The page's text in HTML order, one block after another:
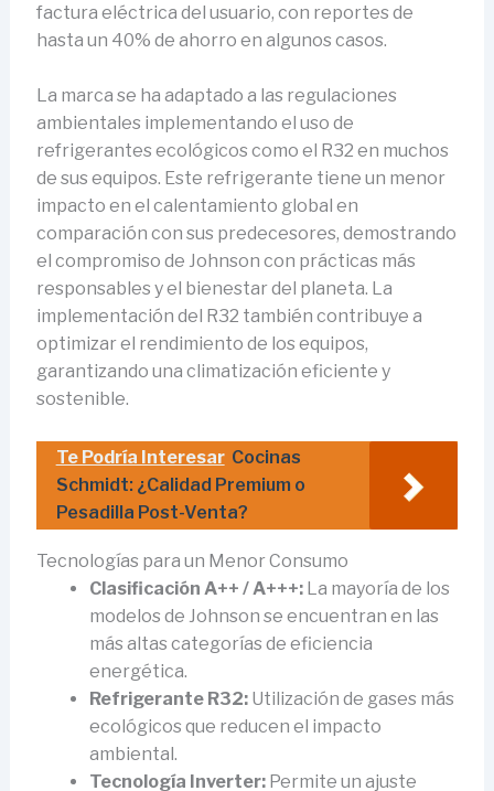
factura eléctrica del usuario, con reportes de
hasta un 40% de ahorro en algunos casos.
La marca se ha adaptado a las regulaciones
ambientales implementando el uso de
refrigerantes ecológicos como el R32 en muchos
de sus equipos. Este refrigerante tiene un menor
impacto en el calentamiento global en
comparación con sus predecesores, demostrando
el compromiso de Johnson con prácticas más
responsables y el bienestar del planeta. La
implementación del R32 también contribuye a
optimizar el rendimiento de los equipos,
garantizando una climatización eficiente y
sostenible.
Te Podría Interesar Cocinas
Schmidt: ¿Calidad Premium o
Pesadilla Post-Venta?
Tecnologías para un Menor Consumo
Clasificación A++ / A+++:La mayoría de los
modelos de Johnson se encuentran en las
más altas categorías de eficiencia
energética.
Refrigerante R32:Utilización de gases más
ecológicos que reducen el impacto
ambiental.
Tecnología Inverter:Permite un ajuste